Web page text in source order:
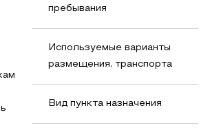
пребывания
Используемые варианты
размещения, транспорта
Вид пункта назначения